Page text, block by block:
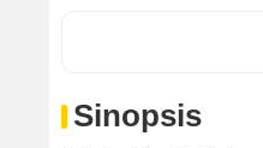
Sinopsis